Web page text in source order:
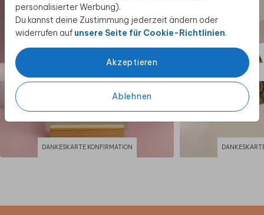
personalisierter Werbung).
Du kannst deine Zustimmung jederzeit ändern oder
widerrufen auf unsere Seite für Cookie-Richtlinien.
Akzeptieren
Ablehnen
DANKESKARTE KONFIRMATION